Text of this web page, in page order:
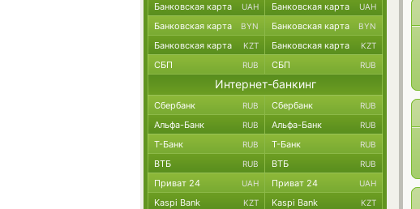
Банковская карта UAH Банковская карта UAH
Банковская карта BYN Банковская карта BYN
Банковская карта KZT Банковская карта KZT
СБП RUB СБП RUB
Интернет-банкинг
Сбербанк RUB Сбербанк RUB
Альфа-Банк RUB Альфа-Банк RUB
Т-Банк RUB Т-Банк RUB
ВТБ RUB ВТБ RUB
Приват 24 UAH Приват 24 UAH
Kaspi Bank KZT Kaspi Bank KZT